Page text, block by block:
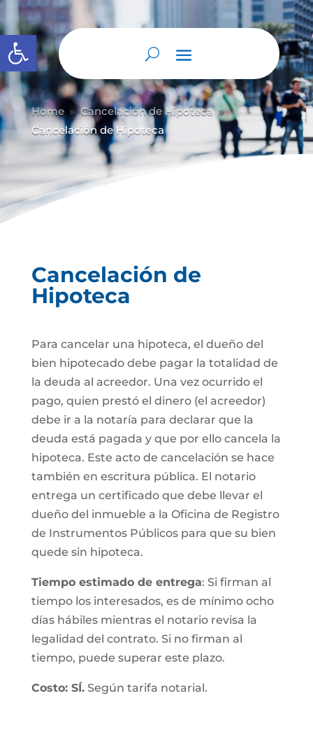
Abrir barra de herramientas
Home 9 Cancelación de Hipoteca 9
Cancelación de Hipoteca
Cancelación de
Hipoteca
Para cancelar una hipoteca, el dueño del
bien hipotecado debe pagar la totalidad de
la deuda al acreedor. Una vez ocurrido el
pago, quien prestó el dinero (el acreedor)
debe ir a la notaría para declarar que la
deuda está pagada y que por ello cancela la
hipoteca. Este acto de cancelación se hace
también en escritura pública. El notario
entrega un certificado que debe llevar el
dueño del inmueble a la Oficina de Registro
de Instrumentos Públicos para que su bien
quede sin hipoteca.
Tiempo estimado de entrega: Si firman al
tiempo los interesados, es de mínimo ocho
días hábiles mientras el notario revisa la
legalidad del contrato. Si no firman al
tiempo, puede superar este plazo.
Costo: SÍ.Según tarifa notarial.